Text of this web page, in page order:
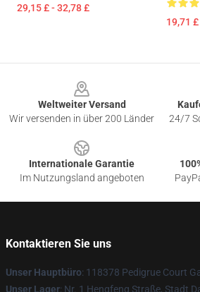
29,15 £ - 32,78 £
19,71
Weltweiter Versand
Wir versenden in über 200 Länder
24/7
Internationale Garantie
Im Nutzungsland angeboten
Kontaktieren Sie uns
Unser Hauptbüro: 118378 Pedigrue Court
Unser Lager: Nr. 1 Hengfeng Straße, Stadt